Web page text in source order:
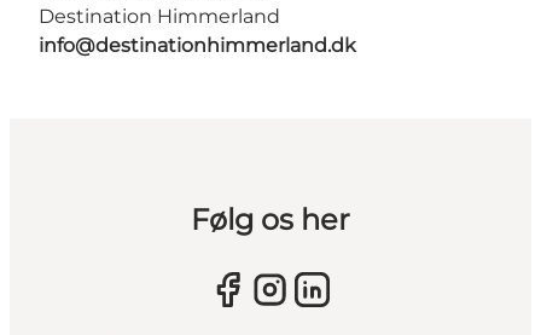
Destination Himmerland
info@destinationhimmerland.dk
Følg os her